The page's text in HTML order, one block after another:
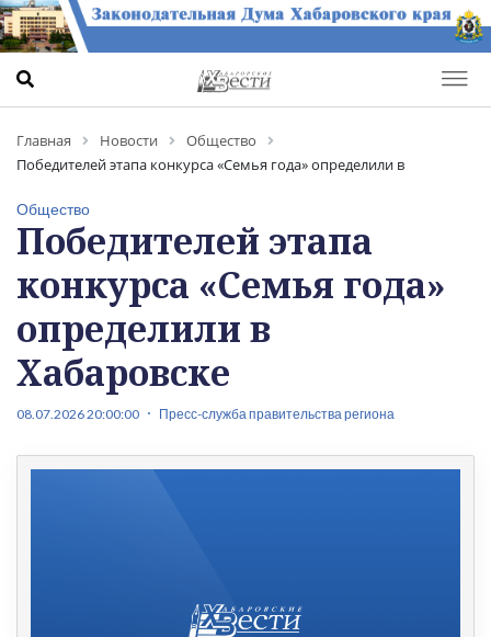
Главная Новости
Общество
Победителей этапа конкурса «Семья года» определили в
Общество
Победителей этапа
конкурса «Семья года»
определили в
Хабаровске
08.07.2026 20:00:00 Пресс-служба правительства региона